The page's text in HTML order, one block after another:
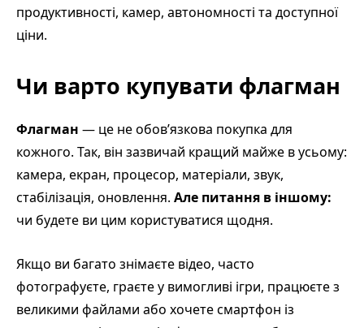
продуктивності, камер, автономності та доступної
ціни.
Чи варто купувати флагман
Флагман — це не обов’язкова покупка для
кожного. Так, він зазвичай кращий майже в усьому:
камера, екран, процесор, матеріали, звук,
стабілізація, оновлення. Але питання в іншому:
чи будете ви цим користуватися щодня.
Якщо ви багато знімаєте відео, часто
фотографуєте, граєте у вимогливі ігри, працюєте з
великими файлами або хочете смартфон із